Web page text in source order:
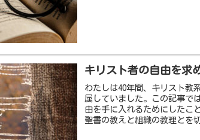
キリスト者の自由を求
わたしは40年間、キリスト教
属していました。この記事で
由を手に入れるためにしたこ
聖書の教えと組織の教理とを